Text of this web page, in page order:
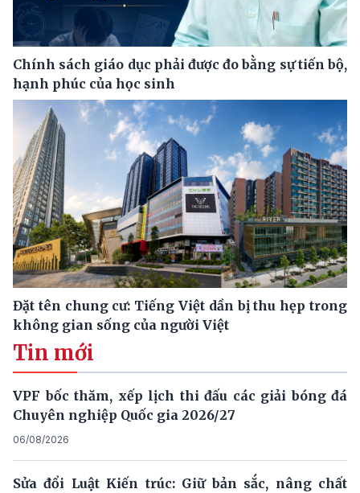
Chính sách giáo dục phải được đo bằng sự tiến bộ,
hạnh phúc của học sinh
Đặt tên chung cư: Tiếng Việt dần bị thu hẹp trong
không gian sống của người Việt
Tin mới
VPF bốc thăm, xếp lịch thi đấu các giải bóng đá
Chuyên nghiệp Quốc gia 2026/27
06/08/2026
Sửa đổi Luật Kiến trúc: Giữ bản sắc, nâng chất